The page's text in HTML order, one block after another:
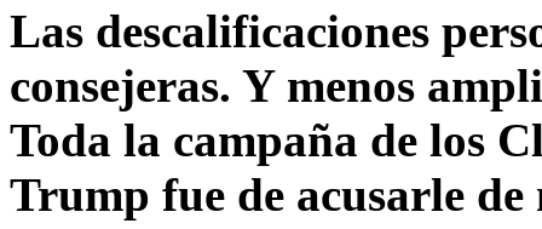
Las descalificaciones
consejeras. Y menos
Toda la campaña de los
Trump fue de acusarle